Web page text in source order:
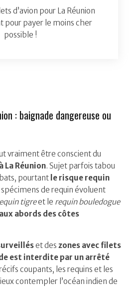
d’avion pour La Réunion
pour payer le moins cher
possible !
: baignade dangereuse ou
vraiment être conscient du
La Réunion. Sujet parfois tabou
pourtant le risque requin
de requin évoluent
tigreet le requin bouledogue
aux abords des côtes
et des zones avec filets
est interdite par un arrêté
coupants, les requins et les
contempler l’océan indien de